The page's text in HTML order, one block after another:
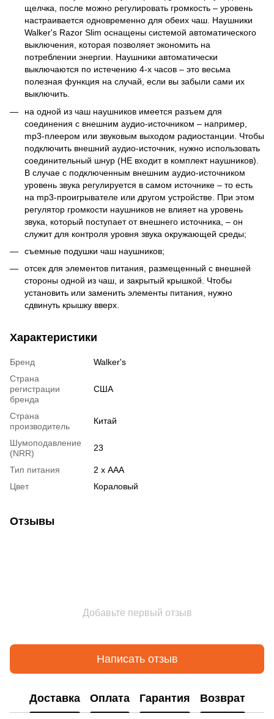
щелчка, после можно регулировать громкость – уровень
настраивается одновременно для обеих чаш. Наушники
Walker's Razor Slim оснащены системой автоматического
выключения, которая позволяет экономить на
потреблении энергии. Наушники автоматически
выключаются по истечению 4-х часов – это весьма
полезная функция на случай, если вы забыли сами их
выключить.
на одной из чаш наушников имеется разъем для
соединения с внешним аудио-источником – например,
mp3-плеером или звуковым выходом радиостанции. Чтобы
подключить внешний аудио-источник, нужно использовать
соединительный шнур (НЕ входит в комплект наушников).
В случае с подключенным внешним аудио-источником
уровень звука регулируется в самом источнике – то есть
на mp3-проигрывателе или другом устройстве. При этом
регулятор громкости наушников не влияет на уровень
звука, который поступает от внешнего источника, – он
служит для контроля уровня звука окружающей среды;
съемные подушки чаш наушников;
отсек для элементов питания, размещенный с внешней
стороны одной из чаш, и закрытый крышкой. Чтобы
установить или заменить элементы питания, нужно
сдвинуть крышку вверх.
Характеристики
Бренд
Walker's
Страна
регистрации
бренда
США
Страна
производитель
Китай
Шумоподавление
(NRR)
23
Тип питания
2 х AAA
Цвет
Кораловый
Отзывы
Добавьте первый отзыв
Написать отзыв
Доставка Оплата Гарантия Возврат